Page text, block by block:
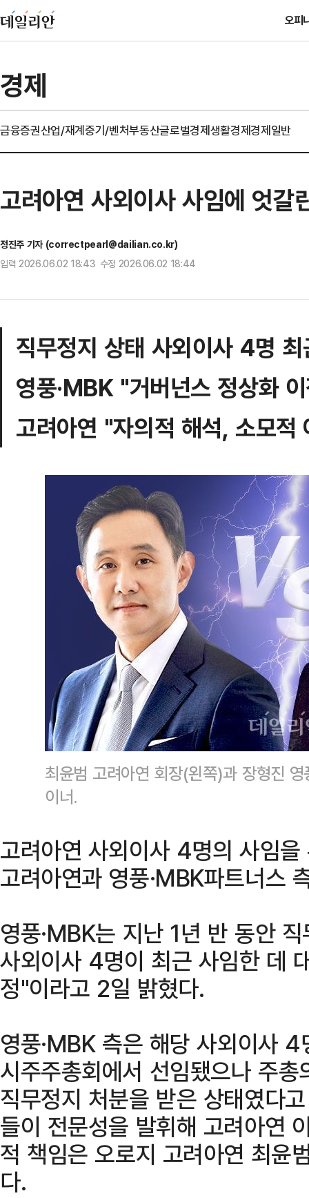
오피
경제
금융증권산업/재계중기/벤처부동산글로벌경제생활경제경제일반
고려아연 사외이사 사임에 엇
정진주 기자 (correctpearl@dailian.co.kr)
입력 2026.06.02 18:43 수정 2026.06.02 18:44
직무정지 상태 사외이사 4명
영풍·MBK "거버넌스 정상화
고려아연 "자의적 해석, 소모적
최윤범 고려아연 회장(왼쪽)과 장형진
이너.
고려아연 사외이사 4명의 사임
고려아연과 영풍·MBK파트너스
영풍·MBK는 지난 1년 반 동안
사외이사 4명이 최근 사임한 데
정"이라고 2일 밝혔다.
영풍·MBK 측은 해당 사외이사
시주주총회에서 선임됐으나 주
직무정지 처분을 받은 상태였다
들이 전문성을 발휘해 고려아연
적 책임은 오로지 고려아연 최윤
다.